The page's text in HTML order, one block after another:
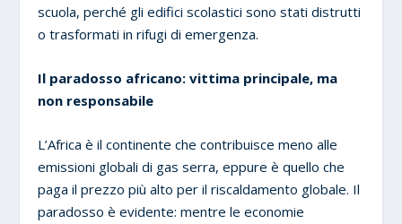
scuola, perché gli edifici scolastici sono stati distrutti
o trasformati in rifugi di emergenza.
Il paradosso africano: vittima principale, ma
non responsabile
L’Africa è il continente che contribuisce meno alle
emissioni globali di gas serra, eppure è quello che
paga il prezzo più alto per il riscaldamento globale. Il
paradosso è evidente: mentre le economie